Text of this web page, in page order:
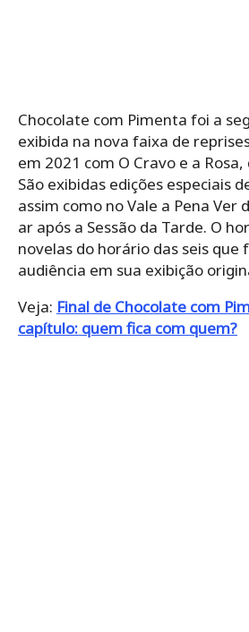
Chocolate com Pimenta foi a
exibida na nova faixa de
em 2021 com O Cravo e a
São exibidas edições especiais
assim como no Vale a Pena Ver
ar após a Sessão da Tarde. O
novelas do horário das seis que
audiência em sua exibição
Veja: Final de Chocolate com
capítulo: quem fica com quem?